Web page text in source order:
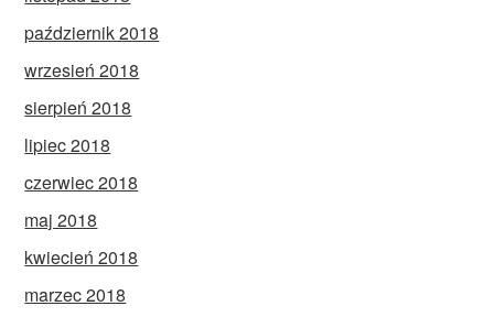
październik 2018
wrzesień 2018
sierpień 2018
lipiec 2018
czerwiec 2018
maj 2018
kwiecień 2018
marzec 2018